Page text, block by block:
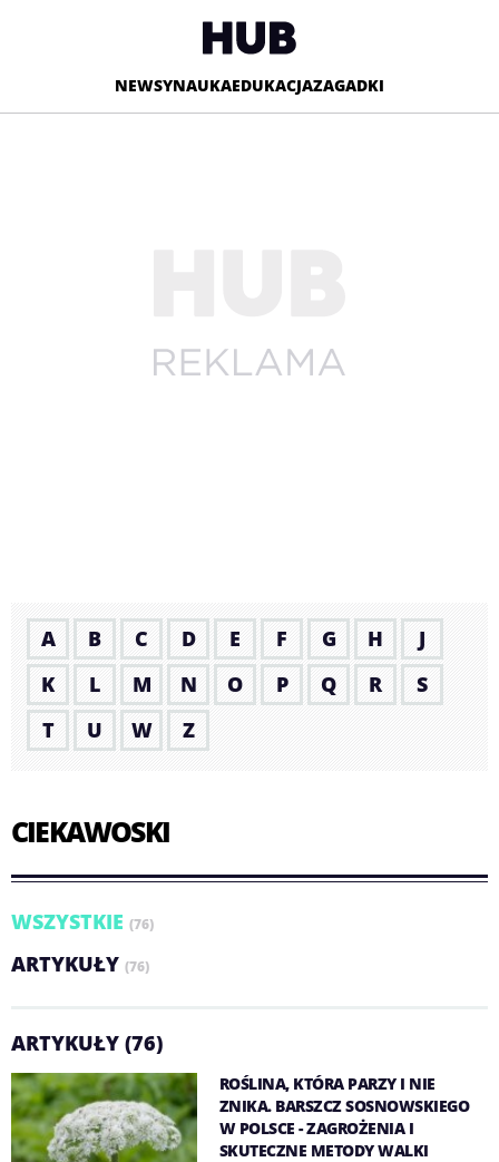
NEWSYNAUKAEDUKACJAZAGADKI
A B C D E F G H
J
K
L M N O P Q R
S
T
U W Z
CIEKAWOSKI
WSZYSTKIE (76)
ARTYKUŁY (76)
ARTYKUŁY (76)
ROŚLINA, KTÓRA PARZY I NIE
ZNIKA. BARSZCZ SOSNOWSKIEGO
W POLSCE - ZAGROŻENIA I
SKUTECZNE METODY WALKI